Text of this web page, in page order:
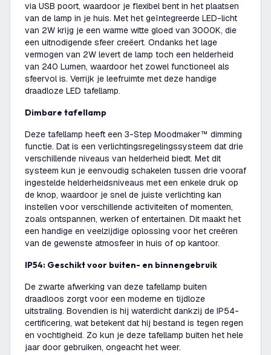
via USB poort, waardoor je flexibel bent in het plaatsen
van de lamp in je huis. Met het geïntegreerde LED-licht
van 2W krijg je een warme witte gloed van 3000K, die
een uitnodigende sfeer creëert. Ondanks het lage
vermogen van 2W levert de lamp toch een helderheid
van 240 Lumen, waardoor het zowel functioneel als
sfeervol is. Verrijk je leefruimte met deze handige
draadloze LED tafellamp.
Dimbare tafellamp
Deze tafellamp heeft een 3-Step Moodmaker™ dimming
functie. Dat is een verlichtingsregelingssysteem dat drie
verschillende niveaus van helderheid biedt. Met dit
systeem kun je eenvoudig schakelen tussen drie vooraf
ingestelde helderheidsniveaus met een enkele druk op
de knop, waardoor je snel de juiste verlichting kan
instellen voor verschillende activiteiten of momenten,
zoals ontspannen, werken of entertainen. Dit maakt het
een handige en veelzijdige oplossing voor het creëren
van de gewenste atmosfeer in huis of op kantoor.
IP54: Geschikt voor buiten- en binnengebruik
De zwarte afwerking van deze tafellamp buiten
draadloos zorgt voor een moderne en tijdloze
uitstraling. Bovendien is hij waterdicht dankzij de IP54-
certificering, wat betekent dat hij bestand is tegen regen
en vochtigheid. Zo kun je deze tafellamp buiten het hele
jaar door gebruiken, ongeacht het weer.